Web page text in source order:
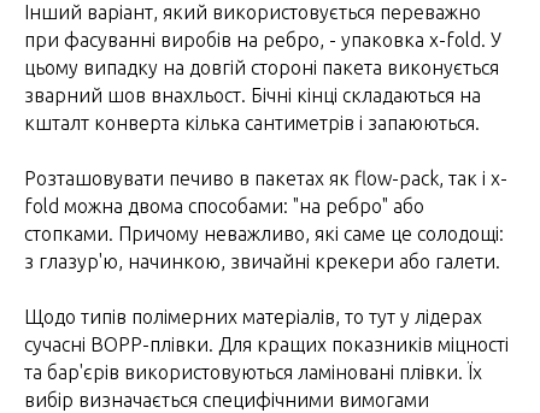
Інший варіант, який використовується переважно
при фасуванні виробів на ребро, - упаковка x-fold. У
цьому випадку на довгій стороні пакета виконується
зварний шов внахльост. Бічні кінці складаються на
кшталт конверта кілька сантиметрів і запаюються.
Розташовувати печиво в пакетах як flow-pack, так і x-
fold можна двома способами: "на ребро" або
стопками. Причому неважливо, які саме це солодощі:
з глазур'ю, начинкою, звичайні крекери або галети.
Щодо типів полімерних матеріалів, то тут у лідерах
сучасні BOPP-плівки. Для кращих показників міцності
та бар'єрів використовуються ламіновані плівки. Їх
вибір визначається специфічними вимогами